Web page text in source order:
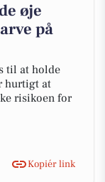
øje
på
til at holde
hurtigt at
risikoen for
Kopiér link